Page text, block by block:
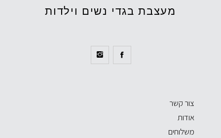
מעצבת בגדי נשים וילדות
צור קשר
אודות
משלוחים